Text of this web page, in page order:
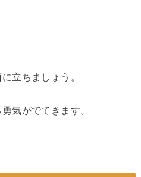
立ちましょう。
気がでてきます。